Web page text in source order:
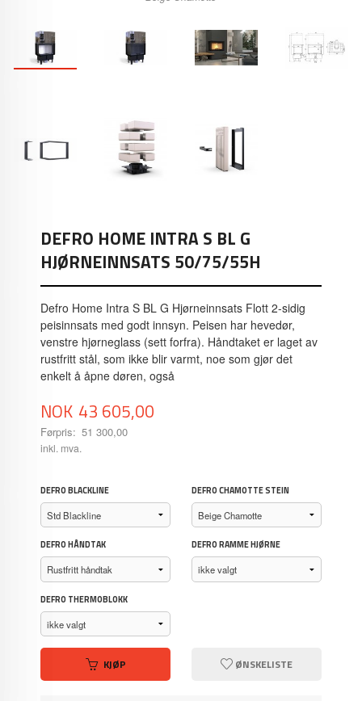
DEFRO HOME INTRA S BL G
HJØRNEINNSATS 50/75/55H
Defro Home Intra S BL G Hjørneinnsats Flott 2-sidig
peisinnsats med godt innsyn. Peisen har hevedør,
venstre hjørneglass (sett forfra). Håndtaket er laget av
rustfritt stål, som ikke blir varmt, noe som gjør det
enkelt å åpne døren, også
Tilbud
NOK 43 605,00
Førpris: 51 300,00
Rabatt
inkl. mva.
DEFRO BLACKLINE DEFRO CHAMOTTE STEIN
DEFRO HÅNDTAK DEFRO RAMME HJØRNE
DEFRO THERMOBLOKK
KJØP ØNSKELISTE